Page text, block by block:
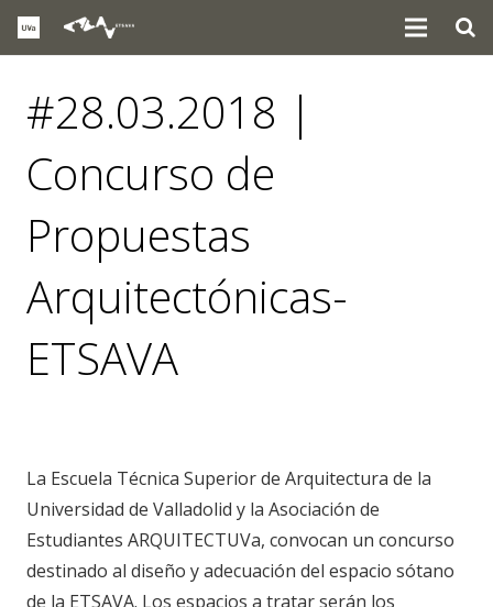
#28.03.2018 |
Concurso de
Propuestas
Arquitectónicas-
ETSAVA
La Escuela Técnica Superior de Arquitectura de la
Universidad de Valladolid y la Asociación de
Estudiantes ARQUITECTUVa, convocan un concurso
destinado al diseño y adecuación del espacio sótano
de la ETSAVA. Los espacios a tratar serán los